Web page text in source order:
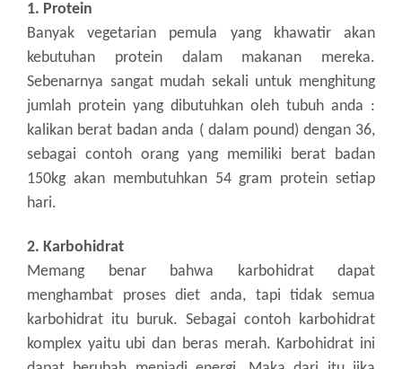
1. Protein
Banyak vegetarian pemula yang khawatir akan
kebutuhan protein dalam makanan mereka.
Sebenarnya sangat mudah sekali untuk menghitung
jumlah protein yang dibutuhkan oleh tubuh anda :
kalikan berat badan anda ( dalam pound) dengan 36,
sebagai contoh orang yang memiliki berat badan
150kg akan membutuhkan 54 gram protein setiap
hari.
2. Karbohidrat
Memang benar bahwa karbohidrat dapat
menghambat proses diet anda, tapi tidak semua
karbohidrat itu buruk. Sebagai contoh karbohidrat
komplex yaitu ubi dan beras merah. Karbohidrat ini